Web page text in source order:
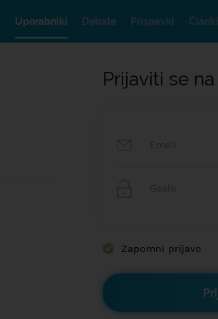
Uporabniki Debate Prispevki Članki
Prijaviti se na
Zapomni prijavo